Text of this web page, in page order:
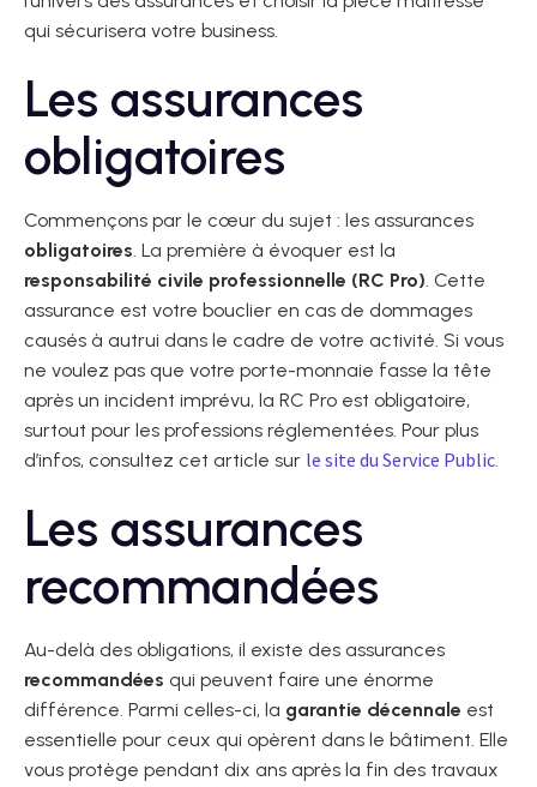
qui sécurisera votre business.
Les assurances
obligatoires
Commençons par le cœur du sujet : les assurances
obligatoires. La première à évoquer est la
responsabilité civile professionnelle (RC Pro). Cette
assurance est votre bouclier en cas de dommages
causés à autrui dans le cadre de votre activité. Si vous
ne voulez pas que votre porte-monnaie fasse la tête
après un incident imprévu, la RC Pro est obligatoire,
surtout pour les professions réglementées. Pour plus
d’infos, consultez cet article sur le site du Service Public.
Les assurances
recommandées
Au-delà des obligations, il existe des assurances
recommandées qui peuvent faire une énorme
différence. Parmi celles-ci, la garantie décennale est
essentielle pour ceux qui opèrent dans le bâtiment. Elle
vous protège pendant dix ans après la fin des travaux